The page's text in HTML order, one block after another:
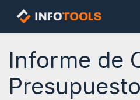
Ir al contenido
Informe de
Presupuesto